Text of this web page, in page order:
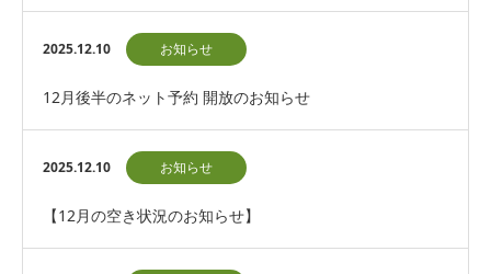
2025.12.10 お知らせ
12月後半のネット予約 開放のお知らせ
2025.12.10 お知らせ
【12月の空き状況のお知らせ】